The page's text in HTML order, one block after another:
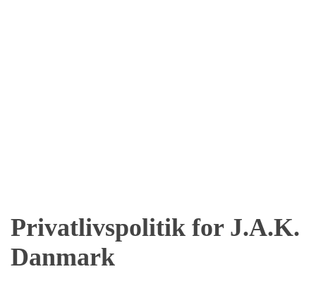
Privatlivspolitik for J.A.K.
Danmark